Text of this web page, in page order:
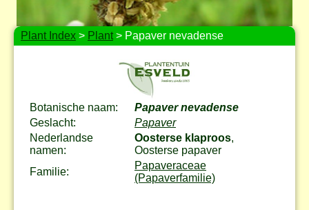
Plant Index > Plant> Papaver nevadense
Botanische naam:
Papaver nevadense
Geslacht:
Papaver
Nederlandse
namen:
Oosterse klaproos,
Oosterse papaver
Familie:
Papaveraceae
(Papaverfamilie)